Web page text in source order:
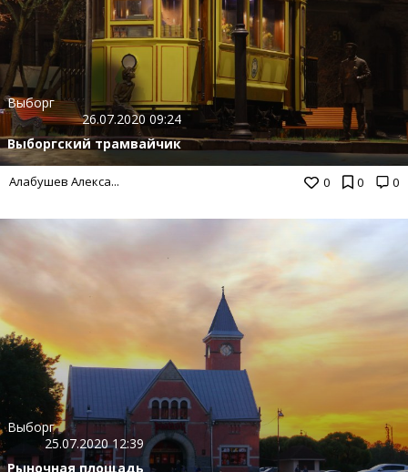
0 0 0
Выборг
26.07.2020 09:24
Выборгский трамвайчик
Алабушев Алекса...
Выборг
25.07.2020 12:39
Рыночная площадь